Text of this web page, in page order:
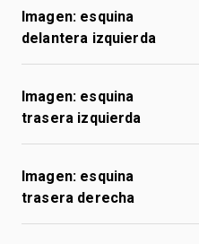
Imagen: esquina
delantera izquierda
Imagen: esquina
trasera izquierda
Imagen: esquina
trasera derecha